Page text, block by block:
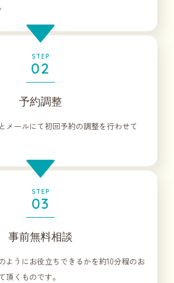
STEP
02
予約調整
メールにて初回予約の調整を行わせて
STEP
03
事前無料相談
ようにお役立ちできるかを約10分程のお
頂くものです。